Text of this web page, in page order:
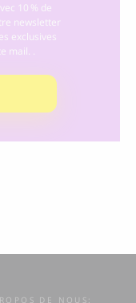
10 % de
newsletter
exclusives
mail. .
DE NOUS: